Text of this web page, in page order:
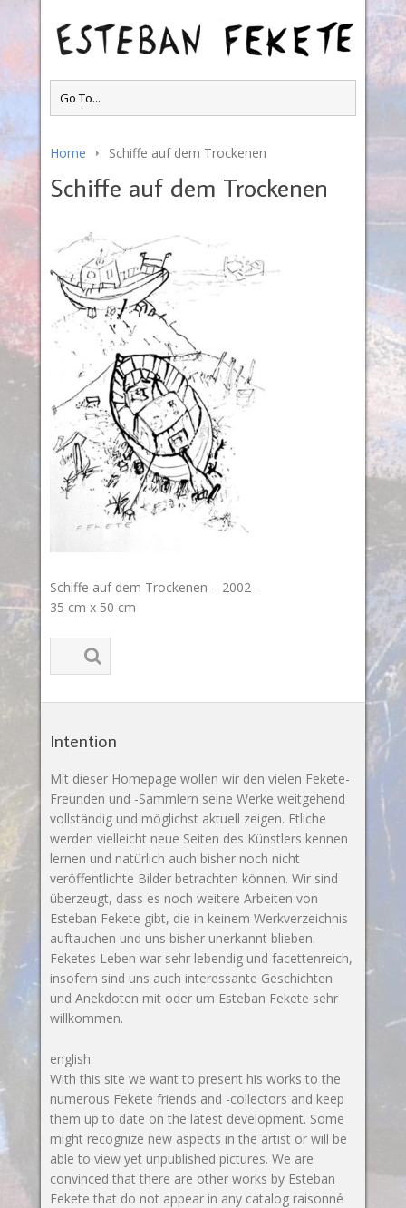
Home Schiffe auf dem Trockenen
Schiffe auf dem Trockenen
Schiffe auf dem Trockenen – 2002 –
35 cm x 50 cm
Intention
Mit dieser Homepage wollen wir den vielen Fekete-
Freunden und -Sammlern seine Werke weitgehend
vollständig und möglichst aktuell zeigen. Etliche
werden vielleicht neue Seiten des Künstlers kennen
lernen und natürlich auch bisher noch nicht
veröffentlichte Bilder betrachten können. Wir sind
überzeugt, dass es noch weitere Arbeiten von
Esteban Fekete gibt, die in keinem Werkverzeichnis
auftauchen und uns bisher unerkannt blieben.
Feketes Leben war sehr lebendig und facettenreich,
insofern sind uns auch interessante Geschichten
und Anekdoten mit oder um Esteban Fekete sehr
willkommen.
english:
With this site we want to present his works to the
numerous Fekete friends and -collectors and keep
them up to date on the latest development. Some
might recognize new aspects in the artist or will be
able to view yet unpublished pictures. We are
convinced that there are other works by Esteban
Fekete that do not appear in any catalog raisonné